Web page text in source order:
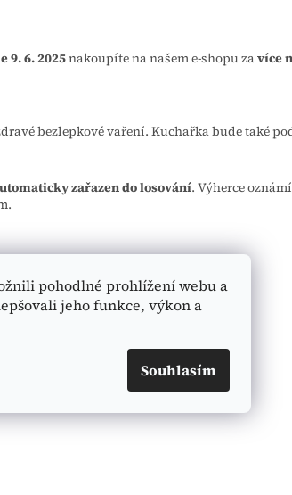
pohodlné prohlížení webu a
jeho funkce, výkon a
Souhlasím
9. 6. 2025nakoupíte na našem e-shopu zavíce
bezlepkové vaření. Kuchařka bude také
zařazen do losování. Výherce
DALŠÍ ČLÁNEK